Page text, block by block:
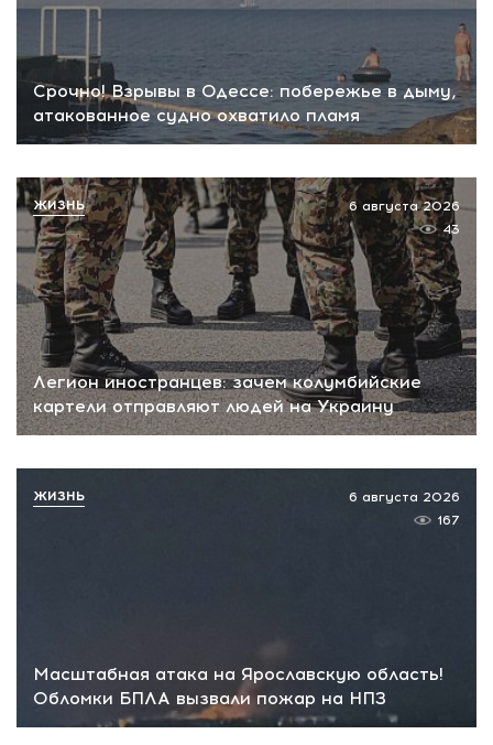
Срочно! Взрывы в Одессе: побережье в дыму,
атакованное судно охватило пламя
Легион иностранцев: зачем колумбийские
картели отправляют людей на Украину
6 августа 2026
43
ЖИЗНЬ
Масштабная атака на Ярославскую область!
Обломки БПЛА вызвали пожар на НПЗ
6 августа 2026
167
ЖИЗНЬ